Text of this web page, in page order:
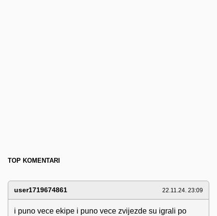
TOP KOMENTARI
user1719674861 22.11.24. 23:09
i puno vece ekipe i puno vece zvijezde su igrali po